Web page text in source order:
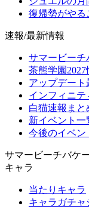
復帰勢がやる
速報/最新情報
サマービーチ
茶熊学園
アップデート
インフィニテ
白猫速報まと
新イベント一
今後のイベン
サマービーチバケ
キャラ
当たりキャラ
キャラガチャ